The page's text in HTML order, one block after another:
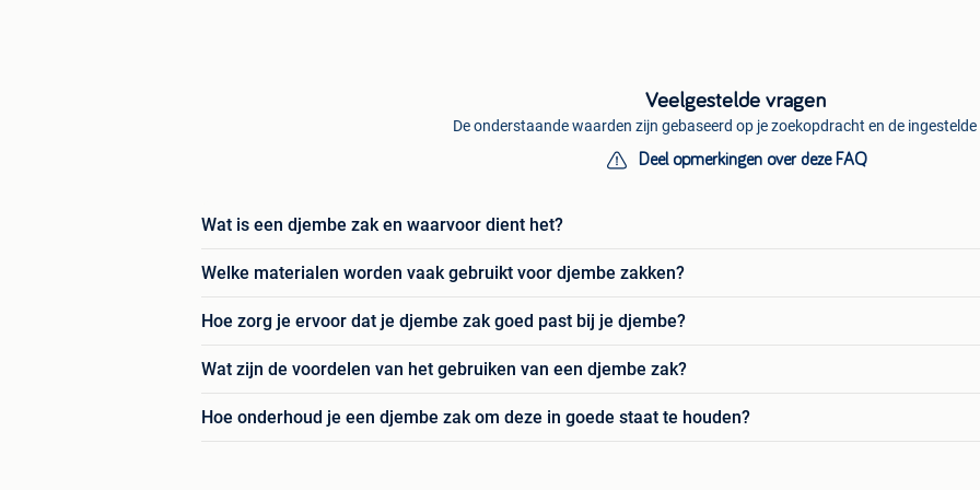
Veelgestelde vragen
De onderstaande waarden zijn gebaseerd op je zoekopdracht en de
Deel opmerkingen over deze FAQ
Wat is een djembe zak en waarvoor dient het?
Welke materialen worden vaak gebruikt voor djembe zakken?
Hoe zorg je ervoor dat je djembe zak goed past bij je djembe?
Wat zijn de voordelen van het gebruiken van een djembe zak?
Hoe onderhoud je een djembe zak om deze in goede staat te houden?